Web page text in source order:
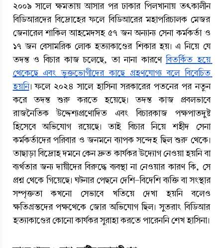
২০০৯ সালে ক্ষমতায় আসার পর ঢাকার পিলখানায় তৎকালীন
বিডিআরদের বিদ্রোহের ফলে বিডিআরের মহাপরিচালক মেজর
জেনারেল শাকিল আহমেদসহ ৫৭ জন অন্যান্য সেনা কর্মকর্তা ও
১৭ জন বেসামরিক লোক হত্যাকাণ্ডের শিকার হয়। এ নিয়ে যে
তদন্ত ও বিচার কাজ চলেছে, তা নানা কারণে বিতর্কিত হয়ে
থেকেছে এবং ভুক্তভোগীদের কাছে গ্রহণযোগ্য বলে বিবেচিত
হয়নি। ফলে ২০২৪ সালে হাসিনা সরকারের পতনের পর নতুন
করে তদন্ত শুরু করতে হয়েছে। তদন্ত কাজ প্রবলভাবে
রাজনৈতিক উদ্দেশ্যপ্রণোদিত এবং বিচারকাজ পক্ষপাতদুষ্ট
হিসেবে অভিযোগ রয়েছে। তাই বিচার নিয়ে শহীদ সেনা
কর্মকর্তাদের পরিবার ও জনমনে ব্যাপক সন্দেহ ছিল শুরু থেকে।
তাছাড়া বিদ্রোহ দমনে কেন দ্রুত কার্যকর উদ্যোগ নেওয়া হয়নি বা
ব্যর্থতার জন্য দায়ীদের বিরুদ্ধে ব্যবস্থা না নেওয়ার কারণ কি, সে
প্রশ্ন থেকে গিয়েছে। ঘটনার পেছনে দেশি-বিদেশি ব্যক্তি বা সংস্থার
সম্পৃক্ততা কখনো সেভাবে খতিয়ে দেখা হয়নি বলেও
ক্ষতিগ্রস্তদের পক্ষথেকে জোর অভিযোগ ছিল। সুতরাং বিডিআর
হত্যাকাণ্ডের কোনো কার্যকর সুরাহা করতে পারেননি শেখ হাসিনা।